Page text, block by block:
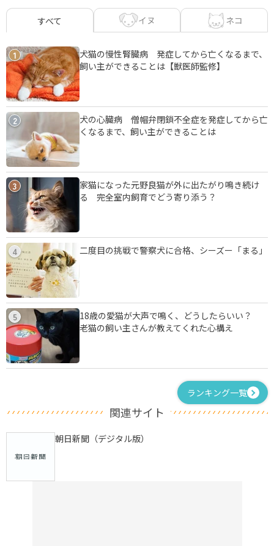
すべて イヌ ネコ
1
犬猫の慢性腎臓病 発症してから亡くなるまで、
飼い主ができることは【獣医師監修】
2
犬の心臓病 僧帽弁閉鎖不全症を発症してから亡
くなるまで、飼い主ができることは
3
家猫になった元野良猫が外に出たがり鳴き続け
る 完全室内飼育でどう寄り添う？
4 二度目の挑戦で警察犬に合格、シーズー「まる」
5
18歳の愛猫が大声で鳴く、どうしたらいい？
老猫の飼い主さんが教えてくれた心構え
ランキング一覧
関連サイト
朝日新聞（デジタル版）